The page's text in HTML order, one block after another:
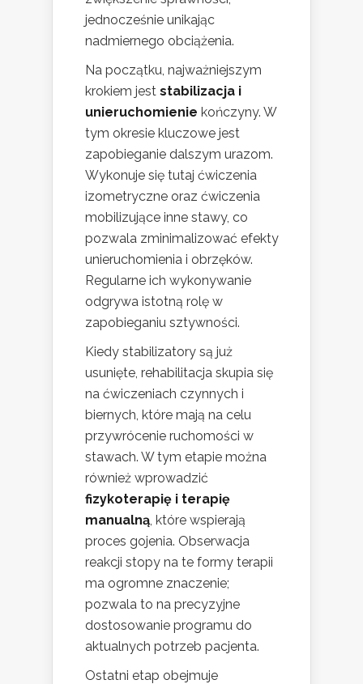
jednocześnie unikając
nadmiernego obciążenia.
Na początku, najważniejszym
krokiem jest stabilizacja i
unieruchomienie kończyny. W
tym okresie kluczowe jest
zapobieganie dalszym urazom.
Wykonuje się tutaj ćwiczenia
izometryczne oraz ćwiczenia
mobilizujące inne stawy, co
pozwala zminimalizować efekty
unieruchomienia i obrzęków.
Regularne ich wykonywanie
odgrywa istotną rolę w
zapobieganiu sztywności.
Kiedy stabilizatory są już
usunięte, rehabilitacja skupia się
na ćwiczeniach czynnych i
biernych, które mają na celu
przywrócenie ruchomości w
stawach. W tym etapie można
również wprowadzić
fizykoterapię i terapię
manualną, które wspierają
proces gojenia. Obserwacja
reakcji stopy na te formy terapii
ma ogromne znaczenie;
pozwala to na precyzyjne
dostosowanie programu do
aktualnych potrzeb pacjenta.
Ostatni etap obejmuje